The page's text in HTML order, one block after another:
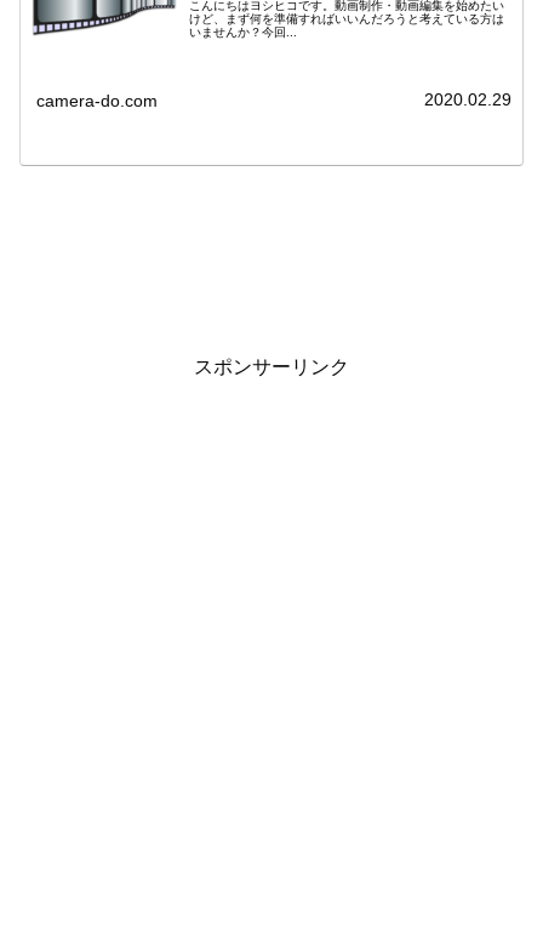
こんにちはヨシヒコです。動画制作・動画編集を始めたい
けど、まず何を準備すればいいんだろうと考えている方は
いませんか？今回...
camera-do.com 2020.02.29
スポンサーリンク